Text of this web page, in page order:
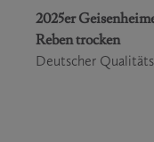
2025er
Reben trocken
Deutscher